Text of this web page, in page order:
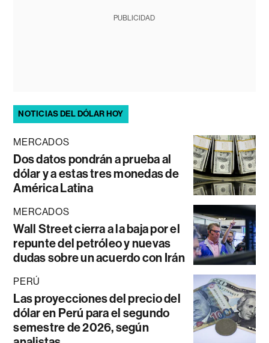
PUBLICIDAD
NOTICIAS DEL DÓLAR HOY
MERCADOS
Dos datos pondrán a prueba al
dólar y a estas tres monedas de
América Latina
MERCADOS
Wall Street cierra a la baja por el
repunte del petróleo y nuevas
dudas sobre un acuerdo con Irán
PERÚ
Las proyecciones del precio del
dólar en Perú para el segundo
semestre de 2026, según